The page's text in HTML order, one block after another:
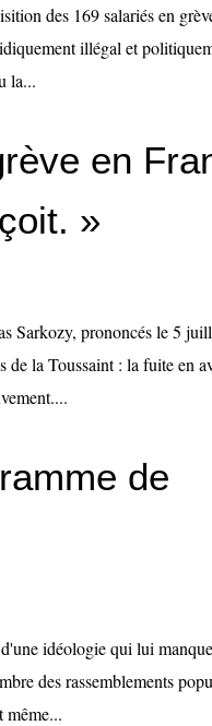
des 169 salariés en
illégal et
la...
en
»
Sarkozy, prononcés le 5
de la Toussaint : la fuite en
de
idéologie qui lui
des rassemblements